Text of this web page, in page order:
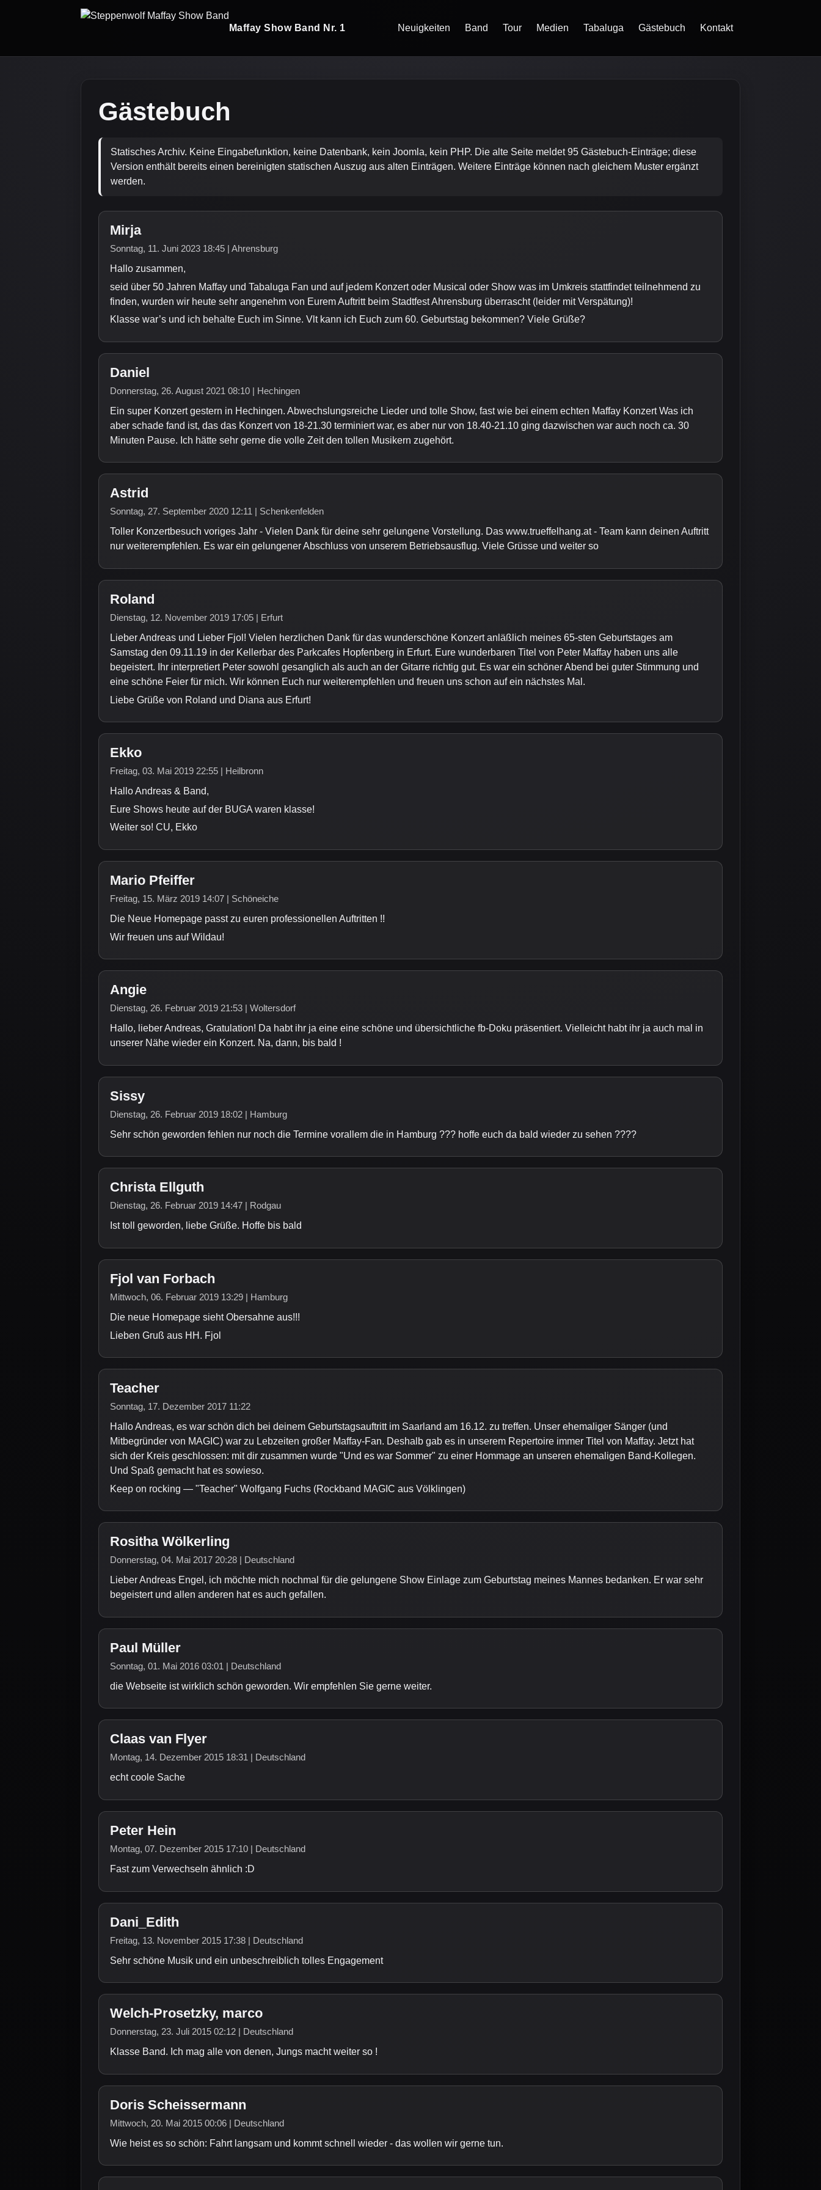
Maffay Show Band Nr. 1 Neuigkeiten Band Tour Medien Tabaluga Gästebuch Kontakt
Gästebuch
Statisches Archiv. Keine Eingabefunktion, keine Datenbank, kein Joomla, kein PHP. Die alte Seite meldet 95 Gästebuch-Einträge; diese
Version enthält bereits einen bereinigten statischen Auszug aus alten Einträgen. Weitere Einträge können nach gleichem Muster ergänzt
werden.
Mirja
Sonntag, 11. Juni 2023 18:45 | Ahrensburg
Hallo zusammen,
seid über 50 Jahren Maffay und Tabaluga Fan und auf jedem Konzert oder Musical oder Show was im Umkreis stattfindet teilnehmend zu
finden, wurden wir heute sehr angenehm von Eurem Auftritt beim Stadtfest Ahrensburg überrascht (leider mit Verspätung)!
Klasse war’s und ich behalte Euch im Sinne. Vlt kann ich Euch zum 60. Geburtstag bekommen? Viele Grüße?
Daniel
Donnerstag, 26. August 2021 08:10 | Hechingen
Ein super Konzert gestern in Hechingen. Abwechslungsreiche Lieder und tolle Show, fast wie bei einem echten Maffay Konzert Was ich
aber schade fand ist, das das Konzert von 18-21.30 terminiert war, es aber nur von 18.40-21.10 ging dazwischen war auch noch ca. 30
Minuten Pause. Ich hätte sehr gerne die volle Zeit den tollen Musikern zugehört.
Astrid
Sonntag, 27. September 2020 12:11 | Schenkenfelden
Toller Konzertbesuch voriges Jahr - Vielen Dank für deine sehr gelungene Vorstellung. Das www.trueffelhang.at - Team kann deinen Auftritt
nur weiterempfehlen. Es war ein gelungener Abschluss von unserem Betriebsausflug. Viele Grüsse und weiter so
Roland
Dienstag, 12. November 2019 17:05 | Erfurt
Lieber Andreas und Lieber Fjol! Vielen herzlichen Dank für das wunderschöne Konzert anläßlich meines 65-sten Geburtstages am
Samstag den 09.11.19 in der Kellerbar des Parkcafes Hopfenberg in Erfurt. Eure wunderbaren Titel von Peter Maffay haben uns alle
begeistert. Ihr interpretiert Peter sowohl gesanglich als auch an der Gitarre richtig gut. Es war ein schöner Abend bei guter Stimmung und
eine schöne Feier für mich. Wir können Euch nur weiterempfehlen und freuen uns schon auf ein nächstes Mal.
Liebe Grüße von Roland und Diana aus Erfurt!
Ekko
Freitag, 03. Mai 2019 22:55 | Heilbronn
Hallo Andreas & Band,
Eure Shows heute auf der BUGA waren klasse!
Weiter so! CU, Ekko
Mario Pfeiffer
Freitag, 15. März 2019 14:07 | Schöneiche
Die Neue Homepage passt zu euren professionellen Auftritten !!
Wir freuen uns auf Wildau!
Angie
Dienstag, 26. Februar 2019 21:53 | Woltersdorf
Hallo, lieber Andreas, Gratulation! Da habt ihr ja eine eine schöne und übersichtliche fb-Doku präsentiert. Vielleicht habt ihr ja auch mal in
unserer Nähe wieder ein Konzert. Na, dann, bis bald !
Sissy
Dienstag, 26. Februar 2019 18:02 | Hamburg
Sehr schön geworden fehlen nur noch die Termine vorallem die in Hamburg ??? hoffe euch da bald wieder zu sehen ????
Christa Ellguth
Dienstag, 26. Februar 2019 14:47 | Rodgau
Ist toll geworden, liebe Grüße. Hoffe bis bald
Fjol van Forbach
Mittwoch, 06. Februar 2019 13:29 | Hamburg
Die neue Homepage sieht Obersahne aus!!!
Lieben Gruß aus HH. Fjol
Teacher
Sonntag, 17. Dezember 2017 11:22
Hallo Andreas, es war schön dich bei deinem Geburtstagsauftritt im Saarland am 16.12. zu treffen. Unser ehemaliger Sänger (und
Mitbegründer von MAGIC) war zu Lebzeiten großer Maffay-Fan. Deshalb gab es in unserem Repertoire immer Titel von Maffay. Jetzt hat
sich der Kreis geschlossen: mit dir zusammen wurde "Und es war Sommer" zu einer Hommage an unseren ehemaligen Band-Kollegen.
Und Spaß gemacht hat es sowieso.
Keep on rocking — "Teacher" Wolfgang Fuchs (Rockband MAGIC aus Völklingen)
Rositha Wölkerling
Donnerstag, 04. Mai 2017 20:28 | Deutschland
Lieber Andreas Engel, ich möchte mich nochmal für die gelungene Show Einlage zum Geburtstag meines Mannes bedanken. Er war sehr
begeistert und allen anderen hat es auch gefallen.
Paul Müller
Sonntag, 01. Mai 2016 03:01 | Deutschland
die Webseite ist wirklich schön geworden. Wir empfehlen Sie gerne weiter.
Claas van Flyer
Montag, 14. Dezember 2015 18:31 | Deutschland
echt coole Sache
Peter Hein
Montag, 07. Dezember 2015 17:10 | Deutschland
Fast zum Verwechseln ähnlich :D
Dani_Edith
Freitag, 13. November 2015 17:38 | Deutschland
Sehr schöne Musik und ein unbeschreiblich tolles Engagement
Welch-Prosetzky, marco
Donnerstag, 23. Juli 2015 02:12 | Deutschland
Klasse Band. Ich mag alle von denen, Jungs macht weiter so !
Doris Scheissermann
Mittwoch, 20. Mai 2015 00:06 | Deutschland
Wie heist es so schön: Fahrt langsam und kommt schnell wieder - das wollen wir gerne tun.